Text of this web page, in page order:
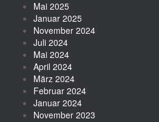
Mai 2025
Januar 2025
November 2024
Juli 2024
Mai 2024
April 2024
März 2024
Februar 2024
Januar 2024
November 2023